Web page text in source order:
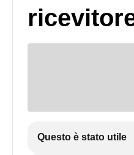
Questo è stato utile